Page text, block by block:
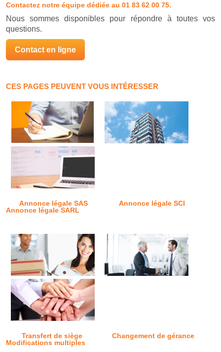
Contactez notre équipe dédiée au 01 83 62 00 75.
Nous sommes disponibles pour répondre à toutes vos
questions.
Contact en ligne
CES PAGES PEUVENT VOUS INTÉRESSER
Annonce légale SAS
Annonce légale SCI
Annonce légale SARL
Transfert de siège
Changement de gérance
Modifications multiples